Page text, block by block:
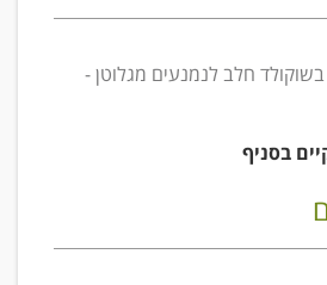
בשוקולד חלב לנמנעים מגלוטן -
בסניף